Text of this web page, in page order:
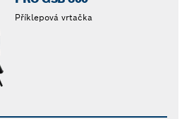
Příklepová vrtačka